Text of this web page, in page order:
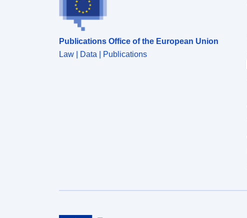
Publications Office of the European Union
Law | Data | Publications